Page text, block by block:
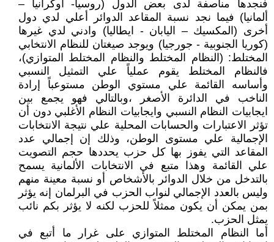
فنجدها مناصفة لدى بعض الدول (روسيا- أوكرانيا –
ألمانيا) فيما نجد نسبة المقاعد الدوائر أعلي لدي دول
أخرى (المكسيك – اليابان - ايطاليا) وادني لدي غيرها
(كوريا الجنوبية - جورجيا) ويوجد صيغتان للنظام الانتخابي
المختلط: (النظام المختلط والنظام المختلط المتوازي)،
فالنظام المختلط يقوم عملياً علي التمثيل النسبي
وأساسه القائمة علي مستوي الوطن مستوعباً إرادة
الناخب في الدائرة الأصغر ،وبالتالي فهو يجمع بين
ايجابيات النظام النسبي وايجابيات النظام الأغلبي دون أن
تؤثر الاعتبارات والحسابات المحلية علي نتيجة الانتخابات
الإجمالية علي مستوى الوطن، وذلك إن إجمالي عدد
المقاعد التي يفوز بها كل حزب يحددها حجم التصويت
علي القائمة وهذا متبع في الانتخابات الألمانية يسمح
بالتدخل من خلال الدوائر بالأشخاص أو نسبة معينة منهم
وليس بالعدد الإجمالي لنواب الحزب في البرلمان إنه يؤثر
بمن يمكن أن يكون ممثلاً للحزب لكنه لا يؤثر بكم نائب
يمثل الحزب.
أما النظام المختلط المتوازي على غرار ما أتبع في